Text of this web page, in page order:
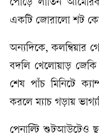
পোড়ে লাতিন
একটি জোরালো শট
অন্যদিকে, কলম্বিয়ার
বদলি খেলোয়াড়
শেষ পাঁচ মিনিটে
করলে ম্যাচ গড়ায়
পেনাল্টি শুটআউটেও